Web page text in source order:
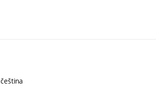
čeština